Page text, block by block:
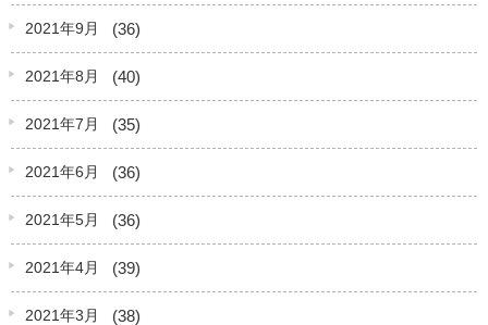
2021年9月 (36)
2021年8月 (40)
2021年7月 (35)
2021年6月 (36)
2021年5月 (36)
2021年4月 (39)
2021年3月 (38)